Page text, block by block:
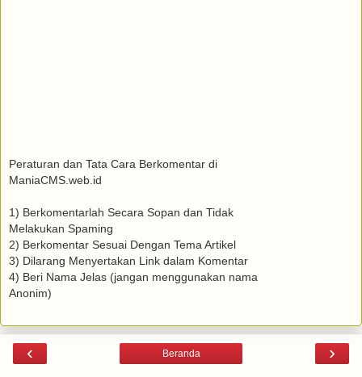
Peraturan dan Tata Cara Berkomentar di
ManiaCMS.web.id
1) Berkomentarlah Secara Sopan dan Tidak
Melakukan Spaming
2) Berkomentar Sesuai Dengan Tema Artikel
3) Dilarang Menyertakan Link dalam Komentar
4) Beri Nama Jelas (jangan menggunakan nama
Anonim)
‹ ›
Beranda